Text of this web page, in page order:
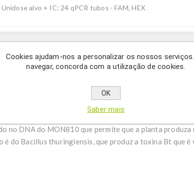
Unidose alvo + IC: 24 qPCR tubos - FAM, HEX
Description
modificado MON810 da Monsanto usando qPCR.
modificado utilizado em todo o mundo. É uma
um organismo geneticamente modificado (OGM)
no DNA do MON810 que permite que a planta
é do Bacillus thuringiensis, que produz a toxina Bt que é
Cookies ajudam-nos a personalizar os nossos
navegar, concorda com a utilização de cookies.
OK
Saber mais